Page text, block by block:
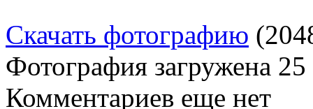
Скачать фотографию
Фотография загружена
Комментариев еще нет